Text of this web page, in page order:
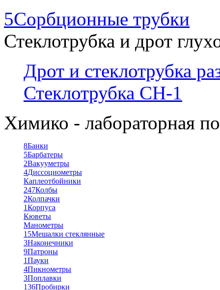
5Сорбционные трубки
Стеклотрубка и дрот
Дрот и стеклотрубка
Стеклотрубка СН-1
Химико - лабораторная
8Банки
5Барбатеры
2Вакууметры
4Диссоциометры
Каплеотбойники
247Колбы
2Колпачки
1Корпуса
Кюветы
Манометры
15Мешалки стеклянные
3Наконечники
9Патроны
1Пауки
4Пикнометры
3Поплавки
136Пробирки